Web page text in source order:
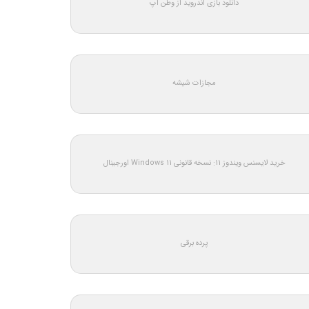
دانلود بازی اندروید از وطن اپ
مجازات شیشه
خرید لایسنس ویندوز 11: نسخه قانونی Windows 11 اورجینال
پرده برقی